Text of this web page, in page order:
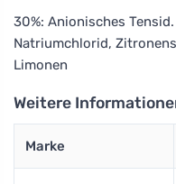
30%: Anionisches
Natriumchlorid,
Limonen
Weitere
Marke